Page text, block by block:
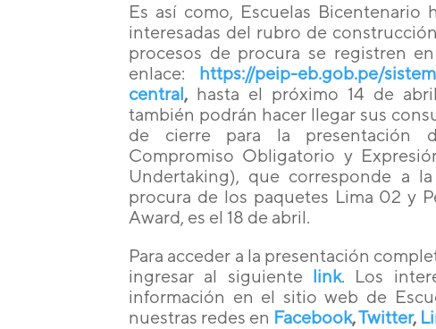
Es así como, Escuelas Bicentenario
interesadas del rubro de
procesos de procura se registren
enlace:
https://peip-eb.gob.pe/
central, hasta el próximo 14 de
también podrán hacer llegar sus
de cierre para la presentación
Compromiso Obligatorio y
Undertaking), que corresponde a
procura de los paquetes Lima 02 y
Award, es el 18 de abril.
Para acceder a la presentación
ingresar al siguiente link. Los
información en el sitio web de
nuestras redes en Facebook,Twitter,